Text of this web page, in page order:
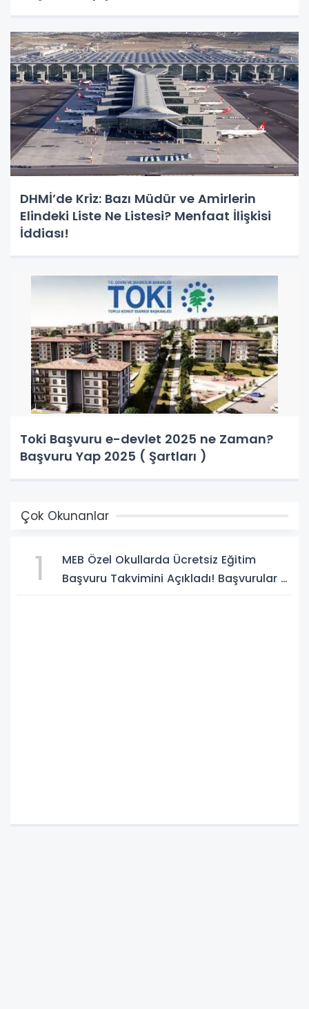
DHMİ’de Kriz: Bazı Müdür ve Amirlerin
Elindeki Liste Ne Listesi? Menfaat İlişkisi
İddiası!
Toki Başvuru e-devlet 2025 ne Zaman?
Başvuru Yap 2025 ( Şartları )
Çok Okunanlar
1
MEB Özel Okullarda Ücretsiz Eğitim
Başvuru Takvimini Açıkladı! Başvurular 5